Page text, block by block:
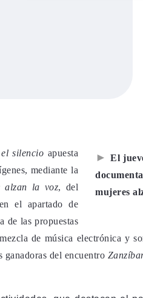
►El
mujeres
silencio apuesta
mediante la
alzan la voz, del
el apartado de
de las propuestas
de música electrónica y
del encuentro